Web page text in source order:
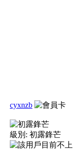
cyxnzb
級別: 初露鋒芒